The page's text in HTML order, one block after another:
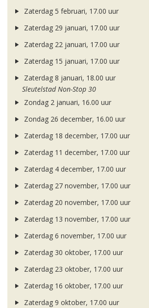
Zaterdag 5 februari, 17.00 uur
Zaterdag 29 januari, 17.00 uur
Zaterdag 22 januari, 17.00 uur
Zaterdag 15 januari, 17.00 uur
Zaterdag 8 januari, 18.00 uur
Sleutelstad Non-Stop 30
Zondag 2 januari, 16.00 uur
Zondag 26 december, 16.00 uur
Zaterdag 18 december, 17.00 uur
Zaterdag 11 december, 17.00 uur
Zaterdag 4 december, 17.00 uur
Zaterdag 27 november, 17.00 uur
Zaterdag 20 november, 17.00 uur
Zaterdag 13 november, 17.00 uur
Zaterdag 6 november, 17.00 uur
Zaterdag 30 oktober, 17.00 uur
Zaterdag 23 oktober, 17.00 uur
Zaterdag 16 oktober, 17.00 uur
Zaterdag 9 oktober, 17.00 uur